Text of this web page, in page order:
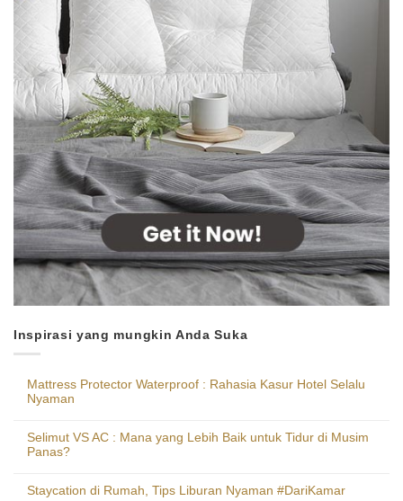
Inspirasi yang mungkin Anda Suka
Mattress Protector Waterproof : Rahasia Kasur Hotel Selalu
Nyaman
Selimut VS AC : Mana yang Lebih Baik untuk Tidur di Musim
Panas?
Staycation di Rumah, Tips Liburan Nyaman #DariKamar